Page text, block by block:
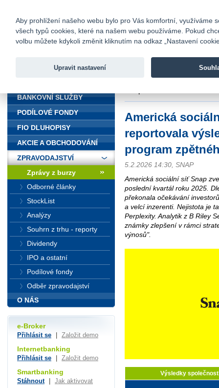
Fio banka
Fio banka
Americká
reportovala
program
5.2.2026 14:30, SNAP
Americká sociální síť Snap
poslední kvartál roku 2025.
překonala očekávání
a velcí inzerenti. Nejistota je
Perplexity. Analytik z B Riley
známky zlepšení v rámci
výnosů".
Výsledky
BANKOVNÍ SLUŽBY
PODÍLOVÉ FONDY
FIO DLUHOPISY
AKCIE A OBCHODOVÁNÍ
ZPRAVODAJSTVÍ
Zprávy z burzy
Odborné články
StockList
Analýzy
Souhrn z trhu - reporty
Dividendy
IPO a ostatní
Podílové fondy
Odběr zpravodajství
O NÁS
e-Broker
Přihlásit se Založit demo
Internetbanking
Přihlásit se Založit demo
Smartbanking
Stáhnout Jak aktivovat
Aby prohlížení našeho webu bylo pro Vás komfortní, využíváme
všech typů cookies, které na našem webu používáme. Pokud
volbu můžete kdykoli změnit kliknutím na odkaz „Nastavení
Upravit nastavení